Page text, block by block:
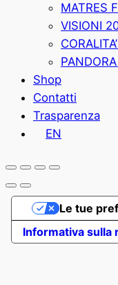
MATRES
VISIONI
Shop
Contatti
Trasparenza
EN
Informativa sulla
Le tue